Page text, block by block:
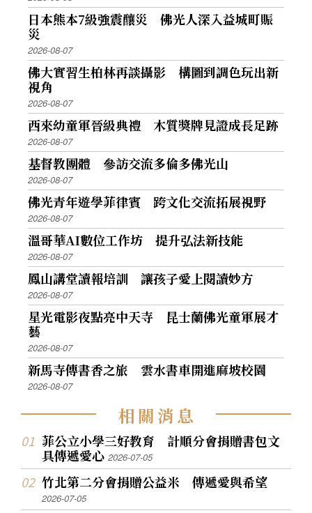
日本熊本7級強震釀災 佛光人深入益城町賑
災
2026-08-07
佛大實習生柏林再談攝影 構圖到調色玩出新
視角
2026-08-07
西來幼童軍晉級典禮 木質獎牌見證成長足跡
2026-08-07
基督教團體 參訪交流多倫多佛光山
2026-08-07
佛光青年遊學菲律賓 跨文化交流拓展視野
2026-08-07
溫哥華AI數位工作坊 提升弘法新技能
2026-08-07
鳳山講堂讀報培訓 讓孩子愛上閱讀妙方
2026-08-07
星光電影夜點亮中天寺 昆士蘭佛光童軍展才
藝
2026-08-07
新馬寺傳書香之旅 雲水書車開進麻坡校園
2026-08-07
相關消息
菲公立小學三好教育 計順分會捐贈書包文
具傳遞愛心2026-07-05
竹北第二分會捐贈公益米 傳遞愛與希望
2026-07-05